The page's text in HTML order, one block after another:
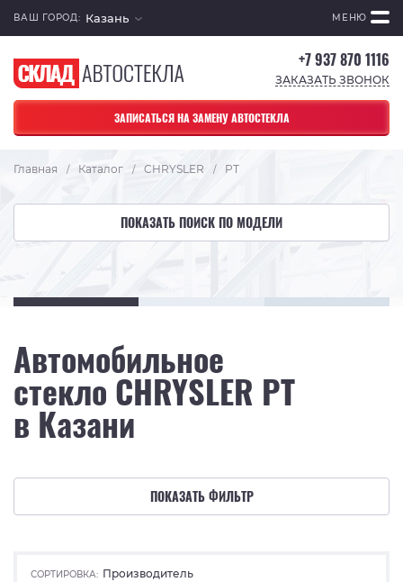
ВАШ ГОРОД: Казань МЕНЮ
+7 937 870 1116
ЗАКАЗАТЬ ЗВОНОК
ЗАПИСАТЬСЯ НА ЗАМЕНУ АВТОСТЕКЛА
Главная / Каталог / CHRYSLER / PT
ПОКАЗАТЬ ПОИСК ПО МОДЕЛИ
Автомобильное
стекло CHRYSLER PT
в Казани
ПОКАЗАТЬ ФИЛЬТР
СОРТИРОВКА: Производитель